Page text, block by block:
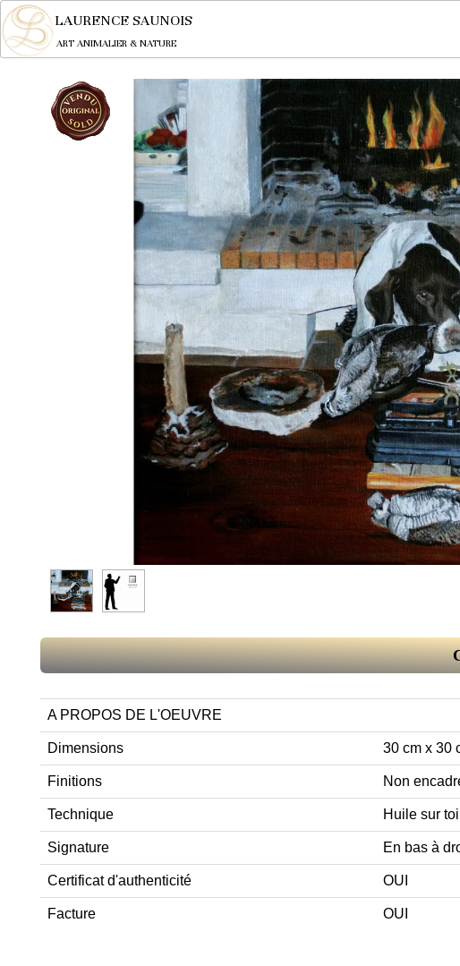
LAURENCE SAUNOIS
ART ANIMALIER & NATURE
A PROPOS DE L'OEUVRE
Dimensions 30 cm x 30
Finitions Non
Technique Huile sur
Signature En bas à
Certificat d'authenticité OUI
Facture OUI